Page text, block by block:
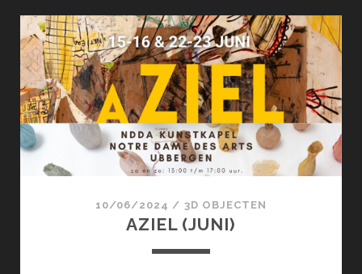
10/06/2024 / 3D OBJECTEN
AZIEL (JUNI)